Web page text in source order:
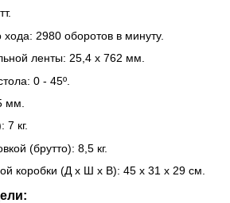
хода: 2980 оборотов в минуту.
ленты: 25,4 х 762 мм.
0 - 45º.
мм.
7 кг.
(брутто): 8,5 кг.
коробки (Д х Ш х В): 45 х 31 х 29 см.